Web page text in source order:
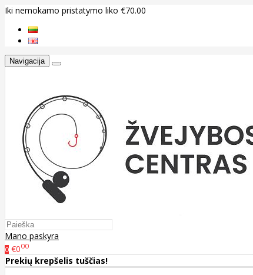
Iki nemokamo pristatymo liko €70.00
Navigacija
Mano paskyra
0 €000
Prekių krepšelis tuščias!